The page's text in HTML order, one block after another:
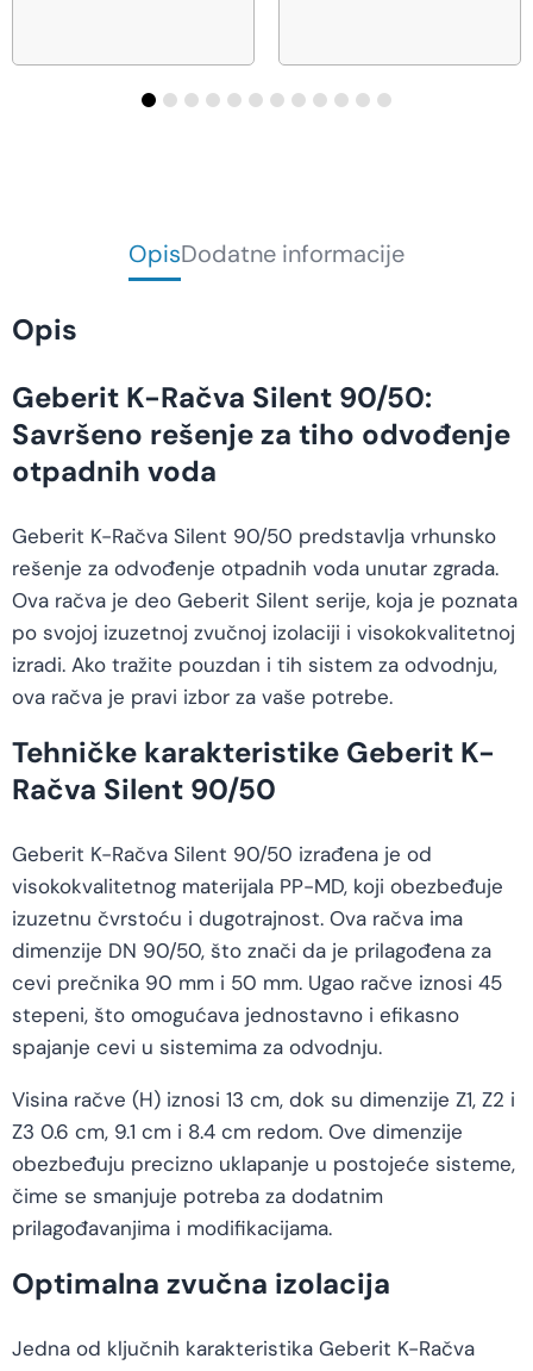
OpisDodatne informacije
Opis
Geberit K-Račva Silent 90/50:
Savršeno rešenje za tiho odvođenje
otpadnih voda
Geberit K-Račva Silent 90/50 predstavlja vrhunsko
rešenje za odvođenje otpadnih voda unutar zgrada.
Ova račva je deo Geberit Silent serije, koja je poznata
po svojoj izuzetnoj zvučnoj izolaciji i visokokvalitetnoj
izradi. Ako tražite pouzdan i tih sistem za odvodnju,
ova račva je pravi izbor za vaše potrebe.
Tehničke karakteristike Geberit K-
Račva Silent 90/50
Geberit K-Račva Silent 90/50 izrađena je od
visokokvalitetnog materijala PP-MD, koji obezbeđuje
izuzetnu čvrstoću i dugotrajnost. Ova račva ima
dimenzije DN 90/50, što znači da je prilagođena za
cevi prečnika 90 mm i 50 mm. Ugao račve iznosi 45
stepeni, što omogućava jednostavno i efikasno
spajanje cevi u sistemima za odvodnju.
Visina račve (H) iznosi 13 cm, dok su dimenzije Z1, Z2 i
Z3 0.6 cm, 9.1 cm i 8.4 cm redom. Ove dimenzije
obezbeđuju precizno uklapanje u postojeće sisteme,
čime se smanjuje potreba za dodatnim
prilagođavanjima i modifikacijama.
Optimalna zvučna izolacija
Jedna od ključnih karakteristika Geberit K-Račva